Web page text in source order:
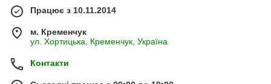
Працює з 10.11.2014
м. Кременчук
ул. Хортицька, Кременчук, Україна
Контакти